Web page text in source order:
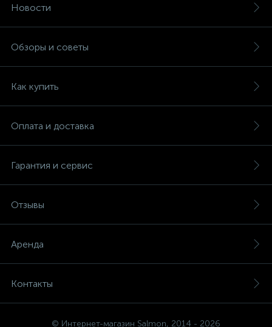
Новости
Обзоры и советы
Как купить
Оплата и доставка
Гарантия и сервис
Отзывы
Аренда
Контакты
© Интернет-магазин Salmon, 2014 - 2026